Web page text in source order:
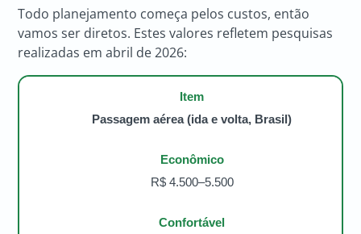
Todo planejamento começa pelos custos, então
vamos ser diretos. Estes valores refletem pesquisas
realizadas em abril de 2026:
Passagem aérea (ida e volta, Brasil)
R$ 4.500–5.500